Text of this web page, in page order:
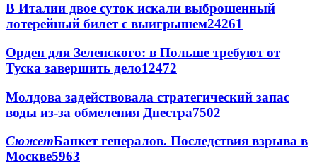
В Италии двое суток искали выброшенный
лотерейный билет с выигрышем24261
Орден для Зеленского: в Польше требуют от
Туска завершить дело12472
Молдова задействовала стратегический запас
воды из-за обмеления Днестра7502
СюжетБанкет генералов. Последствия взрыва в
Москве5963